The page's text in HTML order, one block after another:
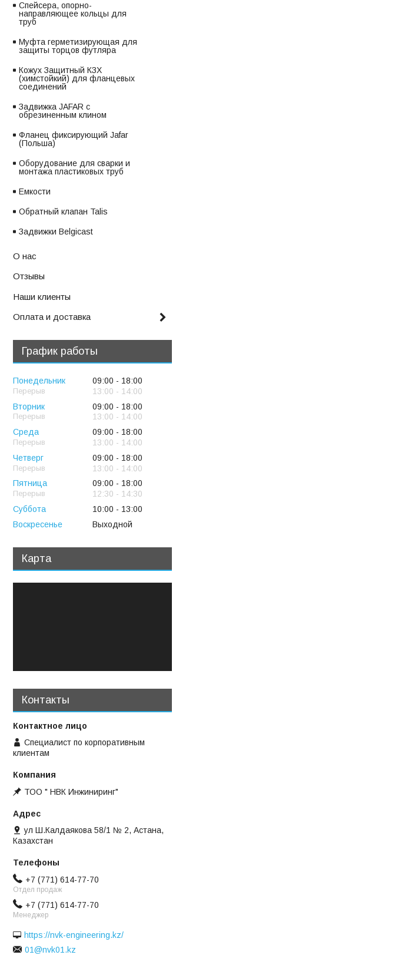
Спейсера, опорно-
направляющее кольцы для
труб
Муфта герметизирующая для
защиты торцов футляра
Кожух Защитный КЗХ
(химстойкий) для фланцевых
соединений
Задвижка JAFAR с
обрезиненным клином
Фланец фиксирующий Jafar
(Польша)
Оборудование для сварки и
монтажа пластиковых труб
Емкости
Обратный клапан Talis
Задвижки Belgicast
О нас
Отзывы
Наши клиенты
Оплата и доставка
График работы
Понедельник 09:00
18:00
13:00
14:00
Вторник
09:00
18:00
13:00
14:00
Среда
09:00
18:00
13:00
14:00
Четверг
09:00
18:00
13:00
14:00
Пятница
09:00
18:00
12:30
14:30
Суббота
10:00
13:00
Воскресенье
Выходной
Карта
Контакты
Специалист по корпоративным
клиентам
ТОО " НВК Инжиниринг"
ул Ш.Калдаякова 58/1 № 2, Астана,
Казахстан
+7 (771) 614-77-70
Отдел продаж
+7 (771) 614-77-70
Менеджер
https://nvk-engineering.kz/
01@nvk01.kz